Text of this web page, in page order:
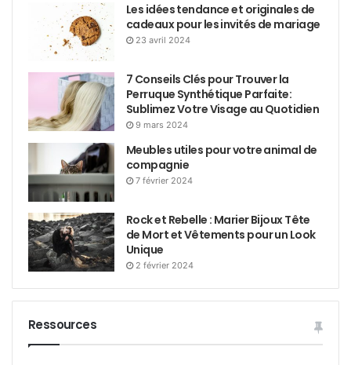
Les idées tendance et originales de
cadeaux pour les invités de mariage
23 avril 2024
7 Conseils Clés pour Trouver la
Perruque Synthétique Parfaite:
Sublimez Votre Visage au Quotidien
9 mars 2024
Meubles utiles pour votre animal de
compagnie
7 février 2024
Rock et Rebelle : Marier Bijoux Tête
de Mort et Vêtements pour un Look
Unique
2 février 2024
Ressources